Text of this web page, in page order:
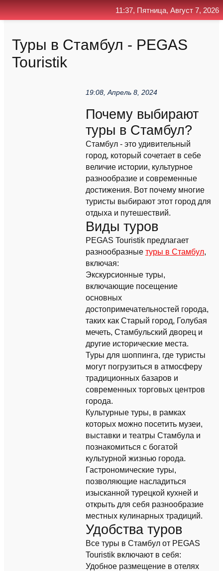
Туры в Стамбул - PEGAS
Touristik
19:08, Апрель 8, 2024
Почему выбирают
туры в Стамбул?
Стамбул - это удивительный
город, который сочетает в себе
величие истории, культурное
разнообразие и современные
достижения. Вот почему многие
туристы выбирают этот город для
отдыха и путешествий.
Виды туров
PEGAS Touristik предлагает
разнообразные туры в Стамбул,
включая:
Экскурсионные туры,
включающие посещение
основных
достопримечательностей города,
таких как Старый город, Голубая
мечеть, Стамбульский дворец и
другие исторические места.
Туры для шоппинга, где туристы
могут погрузиться в атмосферу
традиционных базаров и
современных торговых центров
города.
Культурные туры, в рамках
которых можно посетить музеи,
выставки и театры Стамбула и
познакомиться с богатой
культурной жизнью города.
Гастрономические туры,
позволяющие насладиться
изысканной турецкой кухней и
открыть для себя разнообразие
местных кулинарных традиций.
Удобства туров
Все туры в Стамбул от PEGAS
Touristik включают в себя:
Удобное размещение в отелях
11:37, Пятница, Август 7, 2026